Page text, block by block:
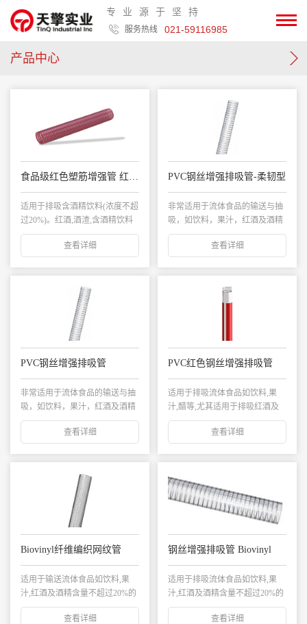
专业源于坚持
服务热线 021-59116985
产品中心
食品级红色塑筋增强管 红酒管
适用于排吸含酒精饮料(浓度不超
过20%)。红酒,酒渣,含酒精饮料
及其他液...
查看详细
PVC钢丝增强排吸管-柔韧型
非常适用于流体食品的输送与抽
吸，如饮料，果汁，红酒及酒精
浓度不超过20%...
查看详细
PVC钢丝增强排吸管
非常适用于流体食品的输送与抽
吸，如饮料，果汁，红酒及酒精
浓度不超过20%...
查看详细
PVC红色钢丝增强排吸管
适用于排吸流体食品如饮料,果
汁,醋等,尤其适用于排吸红酒及
酒精含量不超过...
查看详细
Biovinyl纤维编织网纹管
适用于输送流体食品如饮料,果
汁,红酒及酒精含量不超过20%的
酒类。常用于...
查看详细
钢丝增强排吸管 Biovinyl
适用于排吸流体食品如饮料,果
汁,红酒及酒精含量不超过20%的
酒类。常用于...
查看详细